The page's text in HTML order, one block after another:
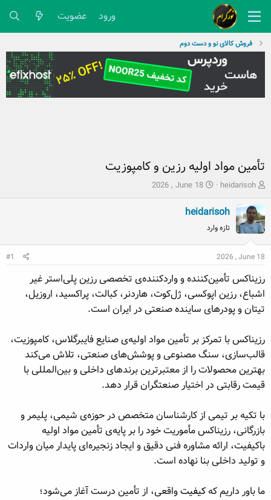
ورود عضویت
فروش کالای نو و دست دوم
تأمین مواد اولیه رزین و کامپوزیت
ش
و
ع
ک
ن
ن
ه
م
و
ع
heidarisoh
ت
ر
ش
ع
2026 , June 18
heidarisoh
تازه وارد
2026 , June 18
#1
رزیناکس تأمین‌کننده و واردکننده‌ی تخصصی رزین پلی‌استر غیر
اشباع، رزین اپوکسی، ژل‌کوت، هاردنر، کبالت، پراکسید، اروزیل،
تیتان و پودرهای ساینده صنعتی در ایران است.
رزیناکس با تمرکز بر تأمین مواد اولیه‌ی صنایع فایبرگلاس، کامپوزیت،
قالب‌سازی، سنگ مصنوعی و پوشش‌های صنعتی، تلاش می‌کند
بهترین محصولات را از معتبرترین برندهای داخلی و بین‌المللی با
قیمت رقابتی در اختیار صنعتگران قرار دهد.
با تکیه بر تیمی از کارشناسان متخصص در حوزه‌ی شیمی، پلیمر و
بازرگانی، رزیناکس مأموریت خود را بر پایه‌ی تأمین مواد اولیه
باکیفیت، ارائه مشاوره فنی دقیق و ایجاد زنجیره‌ای پایدار میان واردات
و تولید داخلی بنا نهاده است.
ما باور داریم که کیفیتواقعی، از تأمین درست آغاز می‌شود؛